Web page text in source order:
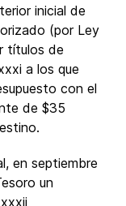
inicial de
(por Ley
títulos de
a los que
con el
de $35
en septiembre
un